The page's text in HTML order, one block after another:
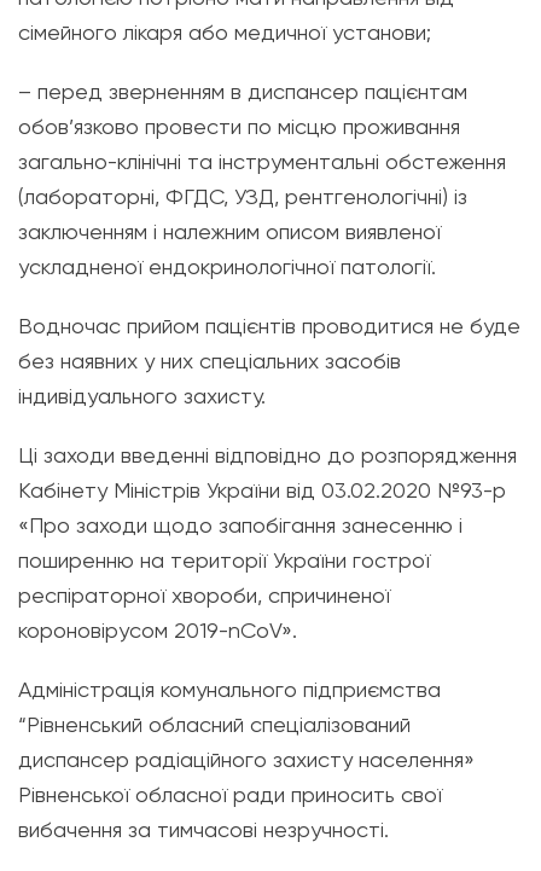
сімейного лікаря або медичної установи;
– перед зверненням в диспансер пацієнтам
обов’язково провести по місцю проживання
загально-клінічні та інструментальні обстеження
(лабораторні, ФГДС, УЗД, рентгенологічні) із
заключенням і належним описом виявленої
ускладненої ендокринологічної патології.
Водночас прийом пацієнтів проводитися не буде
без наявних у них спеціальних засобів
індивідуального захисту.
Ці заходи введенні відповідно до розпорядження
Кабінету Міністрів України від 03.02.2020 №93-р
«Про заходи щодо запобігання занесенню і
поширенню на території України гострої
респіраторної хвороби, спричиненої
короновірусом 2019-nCoV».
Адміністрація комунального підприємства
“Рівненський обласний спеціалізований
диспансер радіаційного захисту населення»
Рівненської обласної ради приносить свої
вибачення за тимчасові незручності.